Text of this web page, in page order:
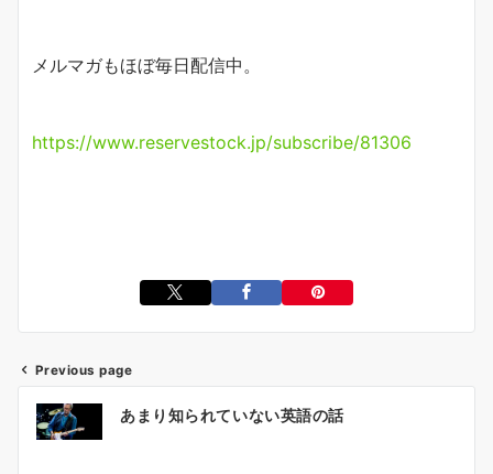
メルマガもほぼ毎日配信中。
https://www.reservestock.jp/subscribe/81306
Previous page
あまり知られていない英語の話